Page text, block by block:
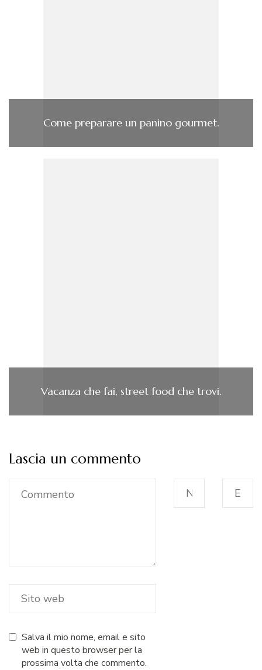
Come preparare un panino gourmet.
Vacanza che fai, street food che trovi.
Lascia un commento
Salva il mio nome, email e sito
web in questo browser per la
prossima volta che commento.